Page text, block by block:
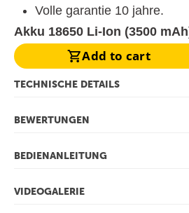
Volle garantie 10 jahre.
Akku 18650 Li-Ion (3500
Add to cart
TECHNISCHE DETAILS
BEWERTUNGEN
BEDIENANLEITUNG
VIDEOGALERIE